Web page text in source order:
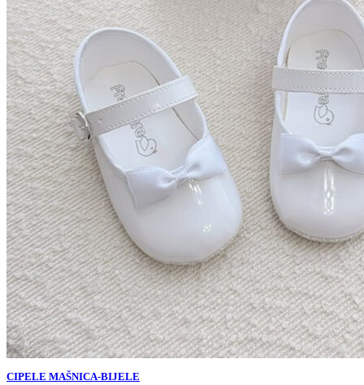
CIPELE MAŠNICA-BIJELE